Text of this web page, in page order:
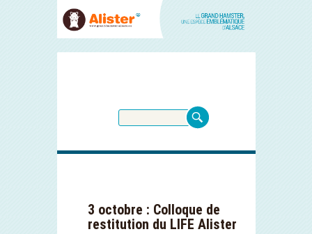
3 octobre : Colloque de
restitution du LIFE Alister